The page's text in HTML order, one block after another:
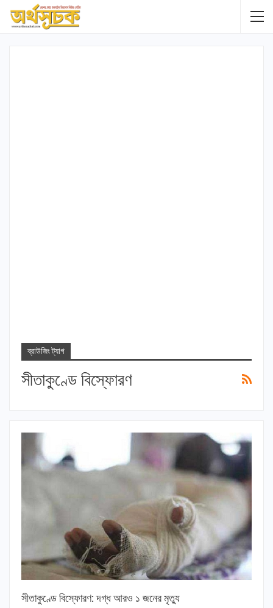
ব্রাউজিং ট্যাগ
সীতাকুণ্ডে বিস্ফোরণ
সীতাকুণ্ডে বিস্ফোরণ: দগ্ধ আরও ১ জনের মৃত্যু